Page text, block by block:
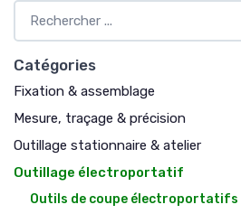
Catégories
Fixation & assemblage
Mesure, traçage & précision
Outillage stationnaire & atelier
Outillage électroportatif
Outils de coupe électroportatifs